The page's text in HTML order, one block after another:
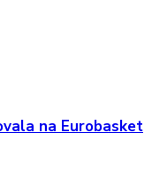
na Eurobasket